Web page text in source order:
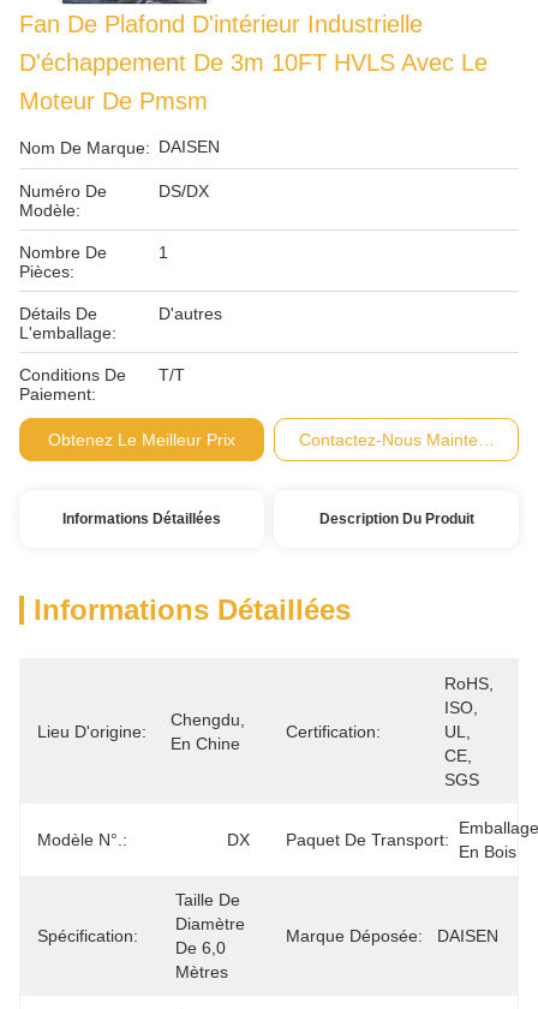
Fan De Plafond D'intérieur Industrielle
D'échappement De 3m 10FT HVLS Avec Le
Moteur De Pmsm
Nom De Marque: DAISEN
Numéro De
Modèle:
DS/DX
Nombre De
Pièces:
1
Détails De
L'emballage:
D'autres
Conditions De
Paiement:
T/T
Obtenez Le Meilleur Prix Contactez-Nous Maintenant
Informations Détaillées Description Du Produit
Informations Détaillées
Lieu D'origine:
Chengdu,
En Chine
Certification:
RoHS,
ISO,
UL,
CE,
SGS
Modèle N°.: DX Paquet De Transport:
Emballage
En Bois
Spécification:
Taille De
Diamètre
De 6,0
Mètres
Marque Déposée: DAISEN